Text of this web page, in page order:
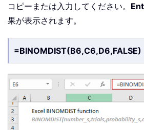
コピーまたは入力してください。
果が表示されます。
=BINOMDIST(B6,C6,D6,FALSE)